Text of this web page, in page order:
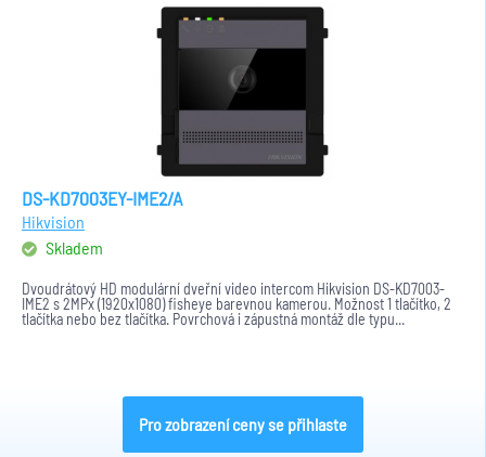
DS-KD7003EY-IME2/A
Hikvision
Skladem
Dvoudrátový HD modulární dveřní video intercom Hikvision DS-KD7003-
IME2 s 2MPx (1920x1080) fisheye barevnou kamerou. Možnost 1 tlačítko, 2
tlačítka nebo bez tlačítka. Povrchová i zápustná montáž dle typu...
Pro zobrazení ceny se přihlaste